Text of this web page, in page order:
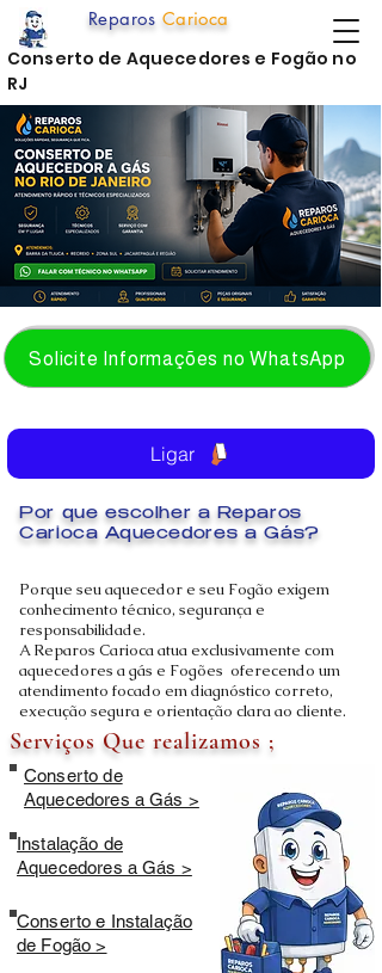
Solicite Informações no WhatsApp
Porque seu aquecedor e seu Fogão exigem
conhecimento técnico, segurança e
responsabilidade.
A Reparos Carioca atua exclusivamente com
aquecedores a gás e Fogões oferecendo um
atendimento focado em diagnóstico correto,
execução segura e orientação clara ao cliente.
Reparos Carioca
Por que escolher a Reparos
Carioca Aquecedores a Gás?
Serviços Que realizamos ;
Conserto de
Aquecedores a Gás >
Instalação de
Aquecedores a Gás >
Conserto e Instalação
de Fogão >
Ligar
Conserto de Aquecedores e Fogão no
RJ